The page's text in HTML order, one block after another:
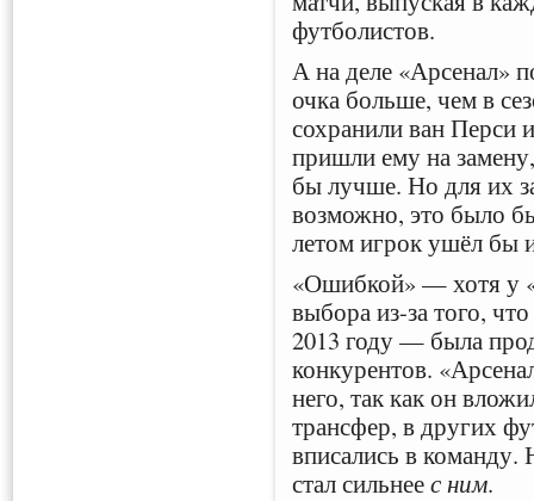
футболистов.
А на деле «Арсенал»
очка больше, чем в
сохранили ван Перси
пришли ему на
бы лучше. Но для их
возможно, это было
летом игрок ушёл бы
«Ошибкой» — хотя у
выбора из-за того,
2013 году — была
конкурентов.
него, так как он
трансфер, в других
вписались в
стал сильнеес ним.